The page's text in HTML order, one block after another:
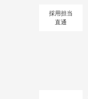
採用担当
直通